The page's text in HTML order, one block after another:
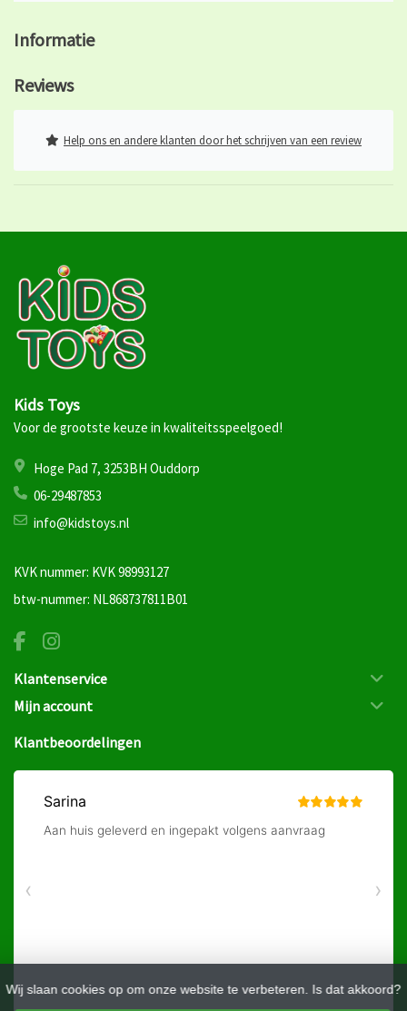
Wij slaan cookies op om onze website te verbeteren. Is dat akkoord?
Informatie
Reviews
Help ons en andere klanten door het schrijven van een review
Kids Toys
Voor de grootste keuze in kwaliteitsspeelgoed!
Hoge Pad 7, 3253BH Ouddorp
06-29487853
info@kidstoys.nl
KVK nummer: KVK 98993127
btw-nummer: NL868737811B01
Klantenservice
Mijn account
Klantbeoordelingen